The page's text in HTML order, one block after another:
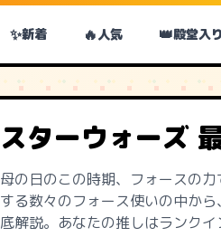
✨新着 🔥人気 👑殿堂入り
スターウォーズ
母の日のこの時期、フォースの
する数々のフォース使いの中か
底解説。あなたの推しはランク